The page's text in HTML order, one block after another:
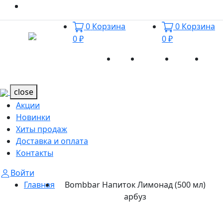
0 Корзина
0 ₽
0 Корзина
0 ₽
Акции Новинки
close
Акции
Новинки
Хиты продаж
Доставка и оплата
Контакты
Войти
Главная
Bombbar Напиток Лимонад (500 мл)
арбуз